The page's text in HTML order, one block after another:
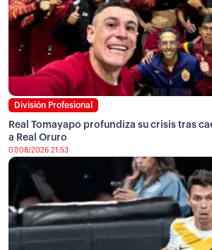
División Profesional
Real Tomayapo profundiza su crisis tras
a Real Oruro
07/08/2026 21:53